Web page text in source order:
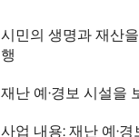
시민의 생명과 재산
행
재난 예·경보 시설을
사업 내용: 재난 예·